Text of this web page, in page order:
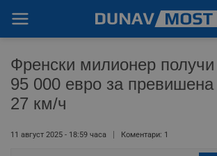
Френски милионер получи
95 000 евро за превишена
27 км/ч
11 август 2025 - 18:59 часа Коментари: 1